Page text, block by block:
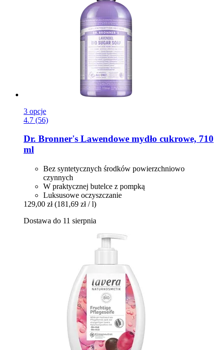
3 opcje
4.7 (56)
Dr. Bronner's Lawendowe mydło cukrowe, 710
ml
Bez syntetycznych środków powierzchniowo
czynnych
W praktycznej butelce z pompką
Luksusowe oczyszczanie
129,00 zł (181,69 zł / l)
Dostawa do 11 sierpnia